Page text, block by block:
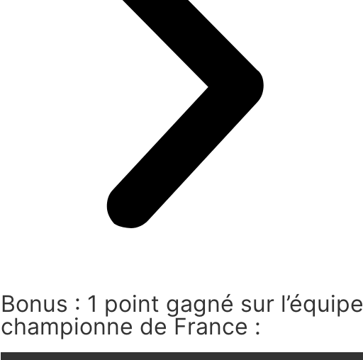
Bonus : 1 point gagné sur l’équipe
championne de France :